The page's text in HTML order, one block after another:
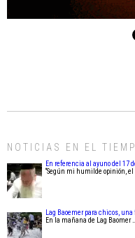
NOTICIAS EN EL
En referencia al ayuno del 17
“Según mi humilde opinión, el
Lag Baoemer para chicos,
En la mañana de Lag Baomer …